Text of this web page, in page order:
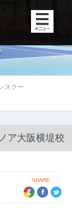
スクー
ア大阪横堤校
SHARE: